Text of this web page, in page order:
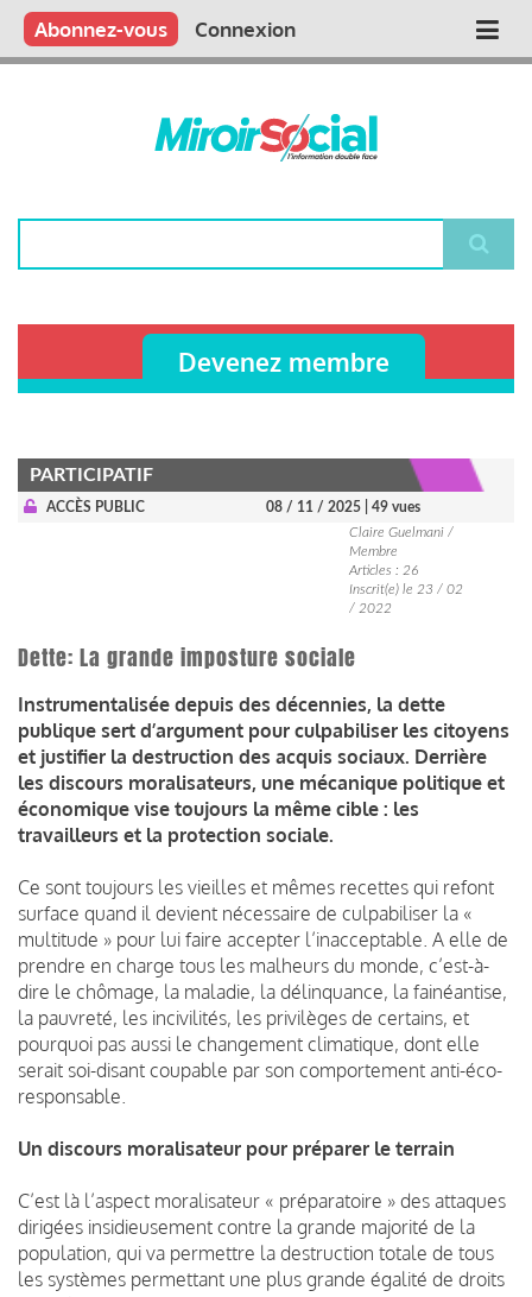
Aller
contenu
Main
Qui sommes nous ?
Vous publiez
Nous publions
Contactez-nous
Abonnez-vous Connexion
Devenez membre
PARTICIPATIF
ACCÈS PUBLIC 08 / 11 / 2025
| 49 vues
Claire Guelmani /
Membre
Articles : 26
Inscrit(e) le 23 / 02
/ 2022
Dette: La grande imposture sociale
Instrumentalisée depuis des décennies, la dette
publique sert d’argument pour culpabiliser les citoyens
et justifier la destruction des acquis sociaux. Derrière
les discours moralisateurs, une mécanique politique et
économique vise toujours la même cible : les
travailleurs et la protection sociale.
Ce sont toujours les vieilles et mêmes recettes qui refont
surface quand il devient nécessaire de culpabiliser la «
multitude » pour lui faire accepter l’inacceptable. A elle de
prendre en charge tous les malheurs du monde, c’est-à-
dire le chômage, la maladie, la délinquance, la fainéantise,
la pauvreté, les incivilités, les privilèges de certains, et
pourquoi pas aussi le changement climatique, dont elle
serait soi-disant coupable par son comportement anti-éco-
responsable.
Un discours moralisateur pour préparer le terrain
C’est là l’aspect moralisateur « préparatoire » des attaques
dirigées insidieusement contre la grande majorité de la
population, qui va permettre la destruction totale de tous
les systèmes permettant une plus grande égalité de droits